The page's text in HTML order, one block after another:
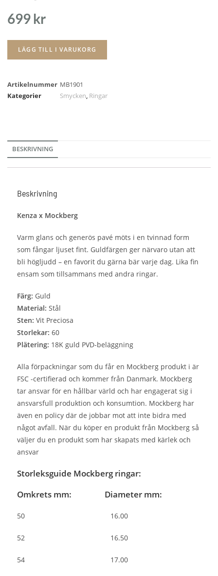
699 kr
LÄGG TILL I VARUKORG
Artikelnummer MB1901
Kategorier
Smycken, Ringar
BESKRIVNING
Beskrivning
Kenza x Mockberg
Varm glans och generös pavé möts i en tvinnad form
som fångar ljuset fint. Guldfärgen ger närvaro utan att
bli högljudd – en favorit du gärna bär varje dag. Lika fin
ensam som tillsammans med andra ringar.
Färg: Guld
Material: Stål
Sten: Vit Preciosa
Storlekar: 60
Plätering: 18K guld PVD-beläggning
Alla förpackningar som du får en Mockberg produkt i är
FSC -certifierad och kommer från Danmark. Mockberg
tar ansvar för en hållbar värld och har engagerat sig i
ansvarsfull produktion och konsumtion. Mockberg har
även en policy där de jobbar mot att inte bidra med
något avfall. När du köper en produkt från Mockberg så
väljer du en produkt som har skapats med kärlek och
ansvar
Storleksguide Mockberg ringar:
Omkrets mm: Diameter mm:
50 16.00
52 16.50
54 17.00